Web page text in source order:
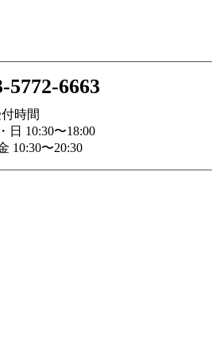
6663
時間
日 10:30〜18:00
10:30〜20:30